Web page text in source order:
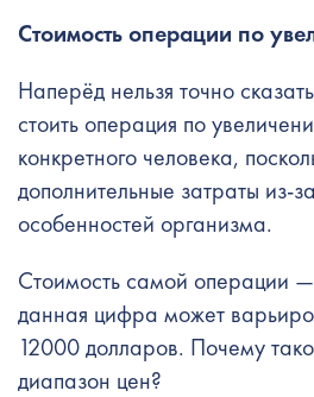
Стоимость операции по
Наперёд нельзя точно
стоить операция по
конкретного человека,
дополнительные затраты из-
особенностей организма.
Стоимость самой операции
данная цифра может
12000 долларов. Почему
диапазон цен?